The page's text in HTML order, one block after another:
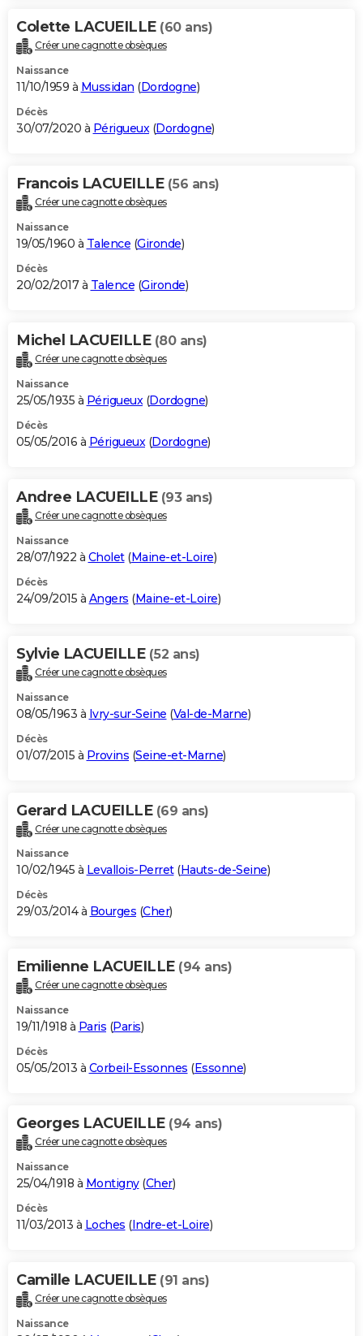
Colette LACUEILLE (60 ans)
Créer une cagnotte obsèques
Naissance
11/10/1959 à Mussidan (Dordogne)
Décès
30/07/2020 à Périgueux(Dordogne)
Francois LACUEILLE (56 ans)
Créer une cagnotte obsèques
Naissance
19/05/1960 à Talence (Gironde)
Décès
20/02/2017 à Talence (Gironde)
Michel LACUEILLE (80 ans)
Créer une cagnotte obsèques
Naissance
25/05/1935 à Périgueux(Dordogne)
Décès
05/05/2016 à Périgueux(Dordogne)
Andree LACUEILLE (93 ans)
Créer une cagnotte obsèques
Naissance
28/07/1922 à Cholet(Maine-et-Loire)
Décès
24/09/2015 à Angers (Maine-et-Loire)
Sylvie LACUEILLE (52 ans)
Créer une cagnotte obsèques
Naissance
08/05/1963 à Ivry-sur-Seine (Val-de-Marne)
Décès
01/07/2015 à Provins (Seine-et-Marne)
Gerard LACUEILLE (69 ans)
Créer une cagnotte obsèques
Naissance
10/02/1945 à Levallois-Perret(Hauts-de-Seine)
Décès
29/03/2014 à Bourges (Cher)
Emilienne LACUEILLE (94 ans)
Créer une cagnotte obsèques
Naissance
19/11/1918 à Paris (Paris)
Décès
05/05/2013 à Corbeil-Essonnes (Essonne)
Georges LACUEILLE (94 ans)
Créer une cagnotte obsèques
Naissance
25/04/1918 à Montigny(Cher)
Décès
11/03/2013 à Loches (Indre-et-Loire)
Camille LACUEILLE (91 ans)
Créer une cagnotte obsèques
Naissance